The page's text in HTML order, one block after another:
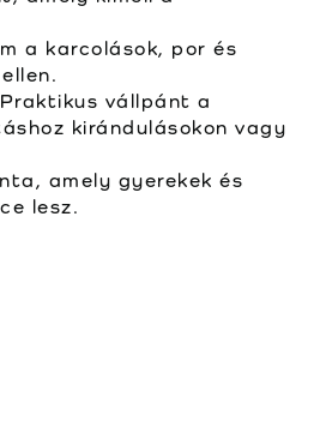
a karcolások, por és
Praktikus vállpánt a
kirándulásokon vagy
amely gyerekek és
lesz.